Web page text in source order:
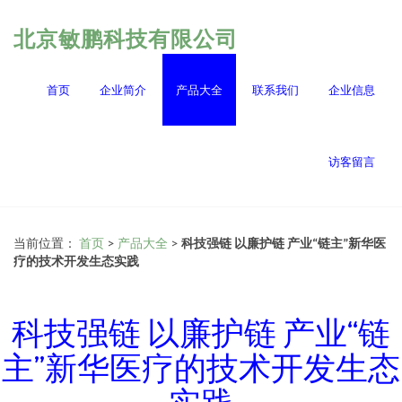
北京敏鹏科技有限公司
首页 企业简介 产品大全 联系我们 企业信息
访客留言
当前位置： 首页 > 产品大全 > 科技强链 以廉护链 产业“链主”新华医
疗的技术开发生态实践
科技强链 以廉护链 产业“链
主”新华医疗的技术开发生态